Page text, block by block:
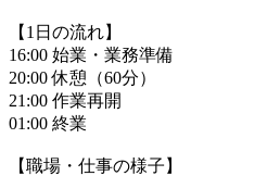
【1日の流れ】
16:00 始業・業務準備
20:00 休憩（60分）
21:00 作業再開
01:00 終業
【職場・仕事の様子】